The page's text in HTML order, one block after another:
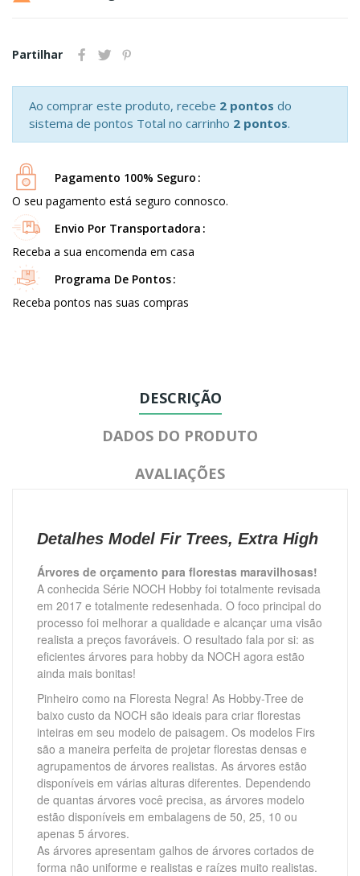
Partilhar
Ao comprar este produto, recebe 2 pontos do
sistema de pontos Total no carrinho 2 pontos.
Pagamento 100% Seguro
O seu pagamento está seguro connosco.
Envio Por Transportadora
Receba a sua encomenda em casa
Programa De Pontos
Receba pontos nas suas compras
DESCRIÇÃO
DADOS DO PRODUTO
AVALIAÇÕES
Detalhes Model Fir Trees, Extra High
Árvores de orçamento para florestas maravilhosas!
A conhecida Série NOCH Hobby foi totalmente revisada
em 2017 e totalmente redesenhada. O foco principal do
processo foi melhorar a qualidade e alcançar uma visão
realista a preços favoráveis. O resultado fala por si: as
eficientes árvores para hobby da NOCH agora estão
ainda mais bonitas!
Pinheiro como na Floresta Negra! As Hobby-Tree de
baixo custo da NOCH são ideais para criar florestas
inteiras em seu modelo de paisagem. Os modelos Firs
são a maneira perfeita de projetar florestas densas e
agrupamentos de árvores realistas. As árvores estão
disponíveis em várias alturas diferentes. Dependendo
de quantas árvores você precisa, as árvores modelo
estão disponíveis em embalagens de 50, 25, 10 ou
apenas 5 árvores.
As árvores apresentam galhos de árvores cortados de
forma não uniforme e realistas e raízes muito realistas.